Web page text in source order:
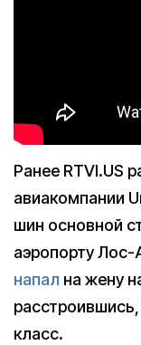
Ранее RTVI.US
авиакомпании
шин основной
аэропорту
напал на жену
класс.